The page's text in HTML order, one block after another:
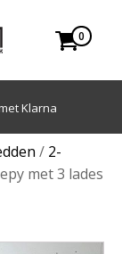
0
ook mogelijk.
/ 2-
met 3 lades